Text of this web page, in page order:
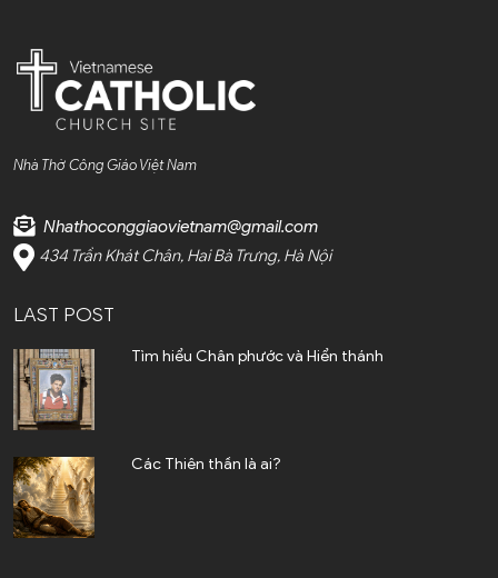
Nhà Thờ Công Giáo Việt Nam
Nhathoconggiaovietnam@gmail.com
434 Trần Khát Chân, Hai Bà Trưng, Hà Nội
LAST POST
Tìm hiểu Chân phước và Hiển thánh
Các Thiên thần là ai?